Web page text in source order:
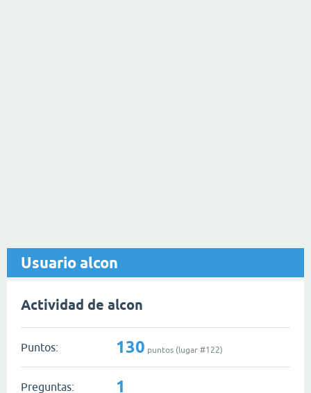
Usuario alcon
Actividad de alcon
Puntos: 130 puntos (lugar #122)
Preguntas: 1